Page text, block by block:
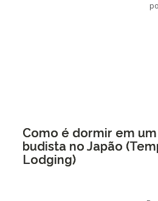
Como é dormir em
budista no Japão
Lodging)